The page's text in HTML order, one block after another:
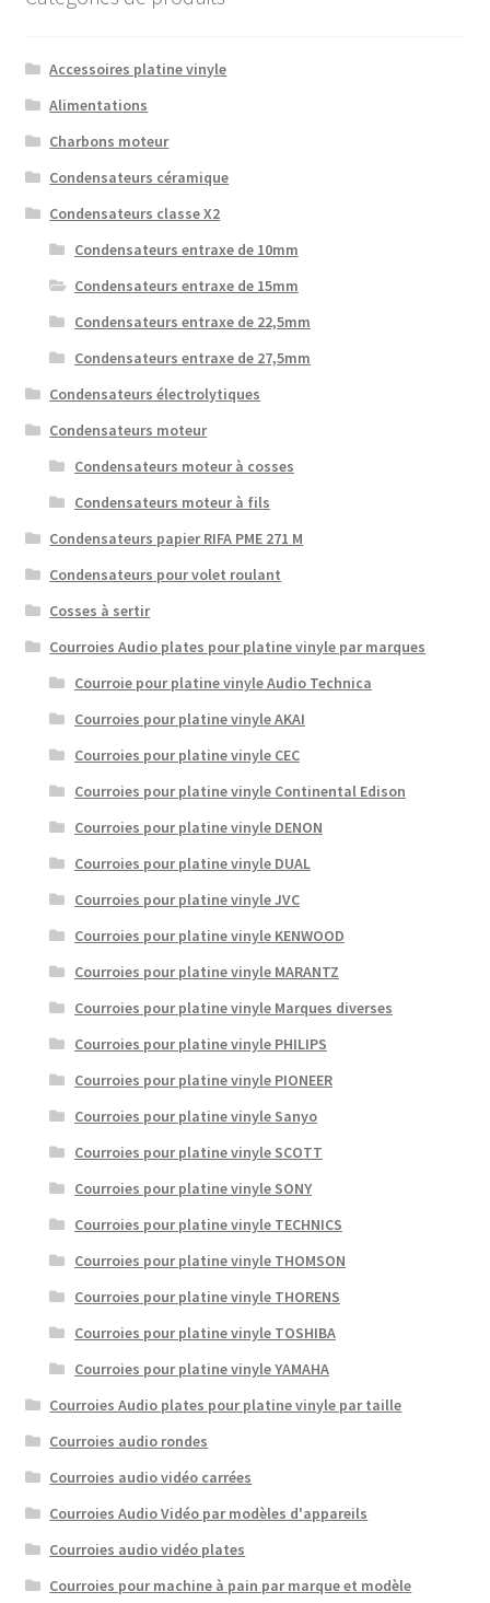
Accessoires platine vinyle
Alimentations
Charbons moteur
Condensateurs céramique
Condensateurs classe X2
Condensateurs entraxe de 10mm
Condensateurs entraxe de 15mm
Condensateurs entraxe de 22,5mm
Condensateurs entraxe de 27,5mm
Condensateurs électrolytiques
Condensateurs moteur
Condensateurs moteur à cosses
Condensateurs moteur à fils
Condensateurs papier RIFA PME 271 M
Condensateurs pour volet roulant
Cosses à sertir
Courroies Audio plates pour platine vinyle par marques
Courroie pour platine vinyle Audio Technica
Courroies pour platine vinyle AKAI
Courroies pour platine vinyle CEC
Courroies pour platine vinyle Continental Edison
Courroies pour platine vinyle DENON
Courroies pour platine vinyle DUAL
Courroies pour platine vinyle JVC
Courroies pour platine vinyle KENWOOD
Courroies pour platine vinyle MARANTZ
Courroies pour platine vinyle Marques diverses
Courroies pour platine vinyle PHILIPS
Courroies pour platine vinyle PIONEER
Courroies pour platine vinyle Sanyo
Courroies pour platine vinyle SCOTT
Courroies pour platine vinyle SONY
Courroies pour platine vinyle TECHNICS
Courroies pour platine vinyle THOMSON
Courroies pour platine vinyle THORENS
Courroies pour platine vinyle TOSHIBA
Courroies pour platine vinyle YAMAHA
Courroies Audio plates pour platine vinyle par taille
Courroies audio rondes
Courroies audio vidéo carrées
Courroies Audio Vidéo par modèles d'appareils
Courroies audio vidéo plates
Courroies pour machine à pain par marque et modèle